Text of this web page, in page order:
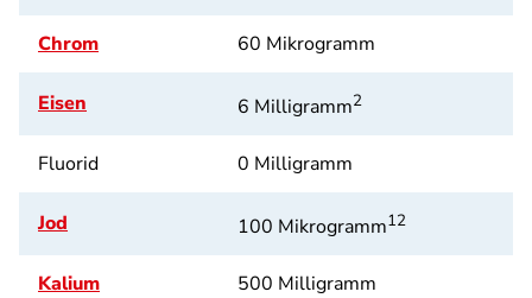
Chrom 60 Mikrogramm
Eisen 6 Milligramm2
Fluorid 0 Milligramm
Jod 100 Mikrogramm12
Kalium 500 Milligramm